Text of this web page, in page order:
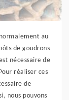
au
de goudrons
nécessaire de
réaliser ces
de
nous pouvons